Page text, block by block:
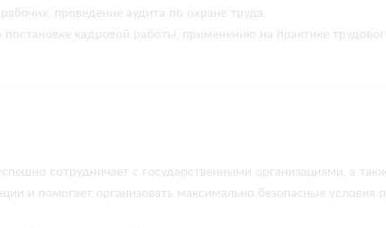
проведение аудита по охране труда.
кадровой работы, применению на практике
сотрудничает с государственными организациями, а
и помогает организовать максимально безопасные условия